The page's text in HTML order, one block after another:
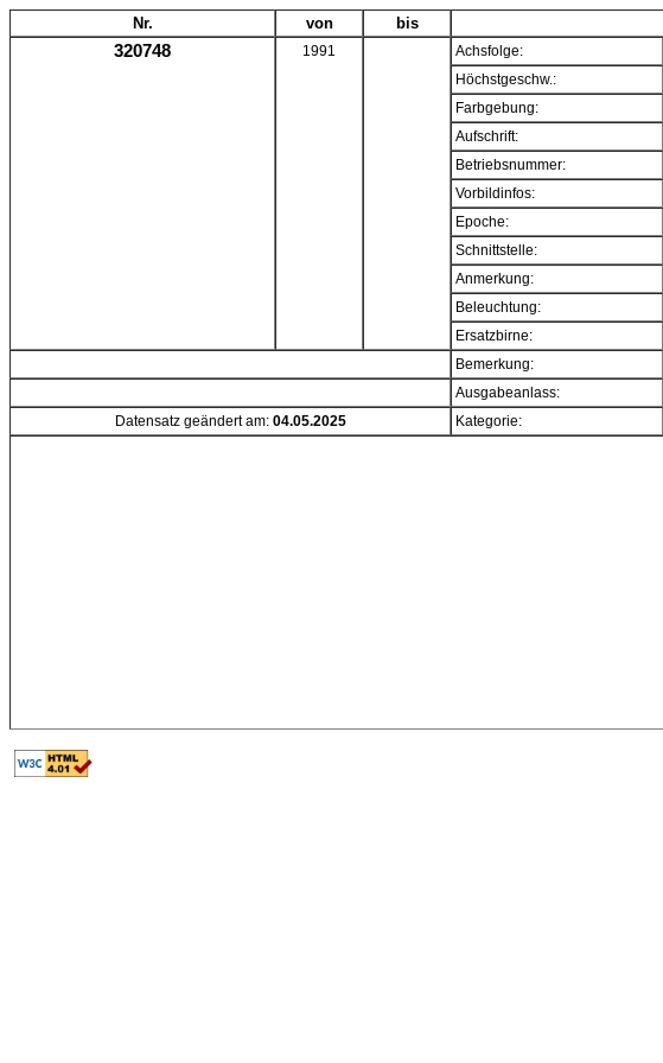
Nr. von bis
320748 1991 Achsfolge:
Höchstgeschw.:
Farbgebung:
Aufschrift:
Betriebsnummer:
Vorbildinfos:
Epoche:
Schnittstelle:
Anmerkung:
Beleuchtung:
Ersatzbirne:
Bemerkung:
Ausgabeanlass:
Datensatz geändert am: 04.05.2025 Kategorie: